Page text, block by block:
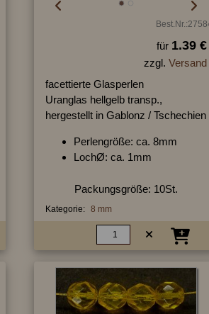
für 1.39 €
zzgl. Versand
facettierte Glasperlen
Uranglas hellgelb transp.,
hergestellt in Gablonz / Tschechien
Perlengröße: ca. 8mm
LochØ: ca. 1mm
Packungsgröße: 10St.
Kategorie: 8 mm